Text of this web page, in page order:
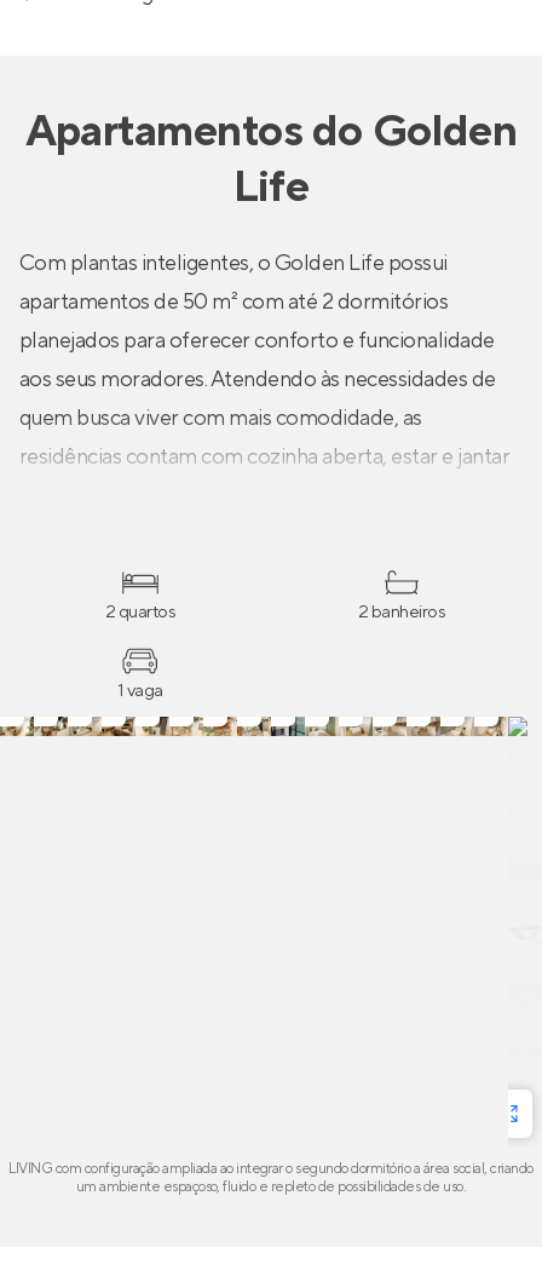
Apartamentosdo Golden
Life
Com plantas inteligentes, o Golden Life possui
apartamentos de 50 m² com até 2 dormitórios
planejados para oferecer conforto e funcionalidade
aos seus moradores. Atendendo às necessidades de
quem busca viver com mais comodidade, as
residências contam com cozinha aberta, estar e jantar
de enrolar nos dormitórios.
2 quartos 2 banheiros
1 vaga
LIVING com configuração ampliada ao integrar o segundo dormitório a área social, criando
um ambiente espaçoso, fluido e repleto de possibilidades de uso.